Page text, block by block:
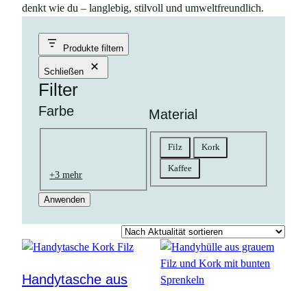
denkt wie du – langlebig, stilvoll und umweltfreundlich.
Produkte filtern
Schließen
Filter
Farbe
+3 mehr
Material
Material
Filz Kork
Kaffee
Anwenden
Handytasche aus